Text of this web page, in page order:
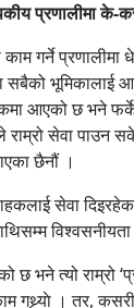
प्रणालीमा के-
काम गर्ने
भूमिकालाई
आएको छ भने
राम्रो सेवा
छैनौं ।
सेवा
छ भने त्यो राम्रो
गथ्र्याे । तर,